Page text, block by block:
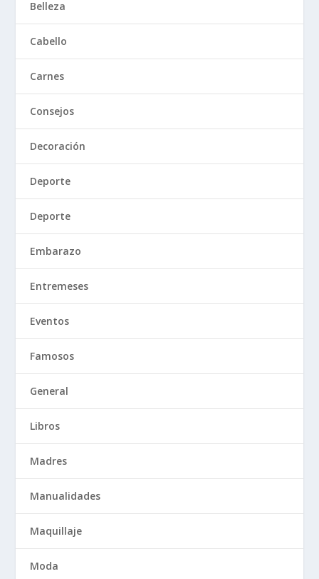
Belleza
Cabello
Carnes
Consejos
Decoración
Deporte
Deporte
Embarazo
Entremeses
Eventos
Famosos
General
Libros
Madres
Manualidades
Maquillaje
Moda